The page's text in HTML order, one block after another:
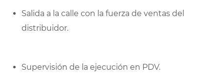
Salida a la calle con la fuerza de ventas del
distribuidor.
Supervisión de la ejecución en PDV.